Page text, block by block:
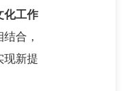
化工作
合，
现新提